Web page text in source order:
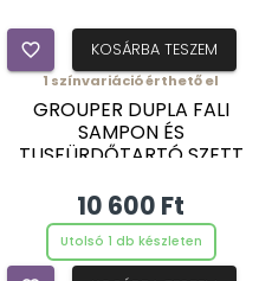
favorite_border KOSÁRBA TESZEM
1 színvariáció érthető el
GROUPER DUPLA FALI
SAMPON ÉS
TUSFÜRDŐTARTÓ SZETT
10 600 Ft
Utolsó 1 db készleten